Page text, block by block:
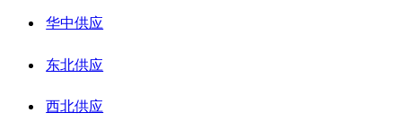
华中供应
东北供应
西北供应